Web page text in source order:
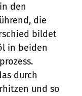
den
die
bildet
in beiden
durch
und so